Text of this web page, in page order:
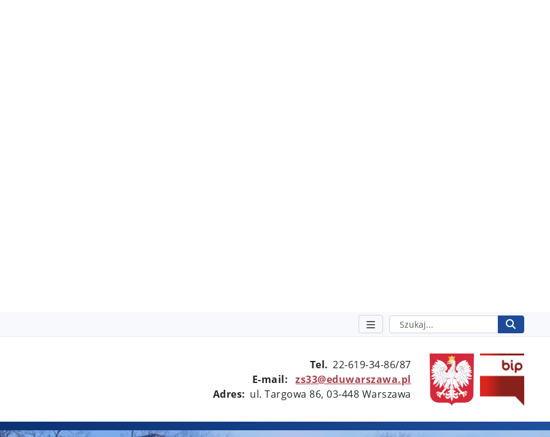
Szukaj
Tel. 22-619-34-86/87
E-mail:
zs33@eduwarszawa.pl
Adres: ul. Targowa 86, 03-448 Warszawa